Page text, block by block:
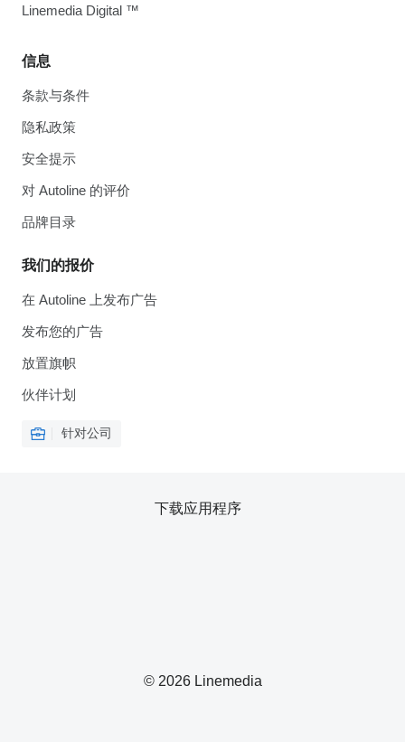
信息
条款与条件
隐私政策
安全提示
对 Autoline 的评价
品牌目录
我们的报价
在 Autoline 上发布广告
发布您的广告
放置旗帜
伙伴计划
针对公司
Linemedia Digital ™
© 2026 Linemedia
下载应用程序